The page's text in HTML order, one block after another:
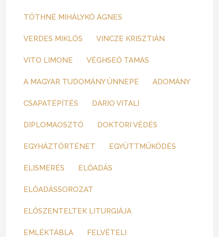
TÓTHNÉ MIHÁLYKÓ ÁGNES
VERDES MIKLÓS VINCZE KRISZTIÁN
VITO LIMONE VÉGHSEŐ TAMÁS
A MAGYAR TUDOMÁNY ÜNNEPE ADOMÁNY
CSAPATÉPÍTÉS DARIO VITALI
DIPLOMAOSZTÓ DOKTORI VÉDÉS
EGYHÁZTÖRTÉNET EGYÜTTMŰKÖDÉS
ELISMERÉS ELŐADÁS
ELŐADÁSSOROZAT
ELŐSZENTELTEK LITURGIÁJA
EMLÉKTÁBLA FELVÉTELI